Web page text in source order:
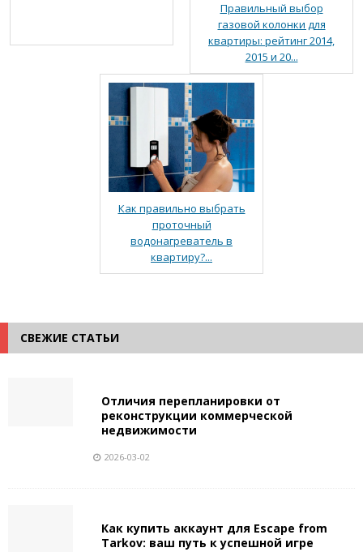
Правильный выбор
газовой колонки для
квартиры: рейтинг 2014,
2015 и 20...
Как правильно выбрать
проточный
водонагреватель в
квартиру?...
СВЕЖИЕ СТАТЬИ
Отличия перепланировки от
реконструкции коммерческой
недвижимости
2026-03-02
Как купить аккаунт для Escape from
Tarkov: ваш путь к успешной игре